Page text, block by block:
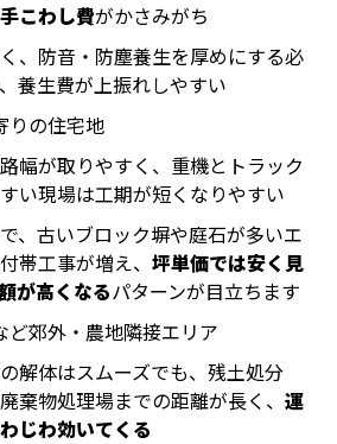
こわし費がかさみがち
、防音・防塵養生を厚めにする必
養生費が上振れしやすい
りの住宅地
幅が取りやすく、重機とトラック
い現場は工期が短くなりやすい
、古いブロック塀や庭石が多いエ
帯工事が増え、 坪単価では安く見
が高くなるパターンが目立ちます
ど郊外・農地隣接エリア
解体はスムーズでも、残土処分
棄物処理場までの距離が長く、 運
じわ効いてくる